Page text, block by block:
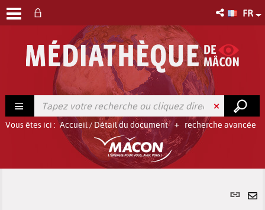
FR
recherche avancée
Vous êtes ici : Accueil/ Détail du document
Lien